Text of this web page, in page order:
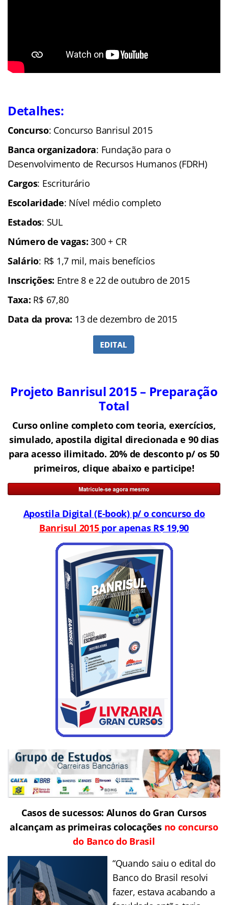
Detalhes:
Concurso: Concurso Banrisul 2015
Banca organizadora: Fundação para o
Desenvolvimento de Recursos Humanos (FDRH)
Cargos: Escriturário
Escolaridade: Nível médio completo
Estados: SUL
Número de vagas:300 + CR
Salário: R$ 1,7 mil, mais benefícios
Inscrições: Entre 8 e 22 de outubro de 2015
Taxa: R$ 67,80
Data da prova: 13 de dezembro de 2015
Projeto Banrisul 2015 – Preparação
Total
Curso online completo com teoria, exercícios,
simulado, apostila digital direcionada e 90 dias
para acesso ilimitado. 20% de desconto p/ os 50
primeiros, clique abaixo e participe!
Apostila Digital (E-book) p/ o concurso do
Banrisul 2015por apenas R$ 19,90
Casos de sucessos: Alunos do Gran Cursos
alcançam as primeiras colocações no concurso
do Banco do Brasil
“Quando saiu o edital do
Banco do Brasil resolvi
fazer, estava acabando a